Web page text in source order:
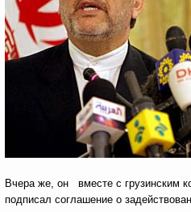
Вчера же, он вместе с грузинским
подписал соглашение о